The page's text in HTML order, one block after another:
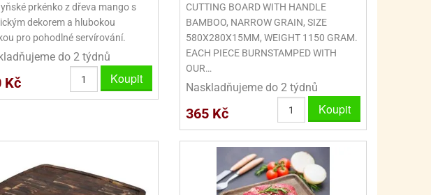
prkénko z dřeva mango s
dekorem a hlubokou
pro pohodlné servírování.
do 2 týdnů
Kč Koupit
CUTTING BOARD WITH HANDLE
BAMBOO, NARROW GRAIN, SIZE
580X280X15MM, WEIGHT 1150 GRAM.
EACH PIECE BURNSTAMPED WITH
OUR…
Naskladňujeme do 2 týdnů
365 Kč Koupit